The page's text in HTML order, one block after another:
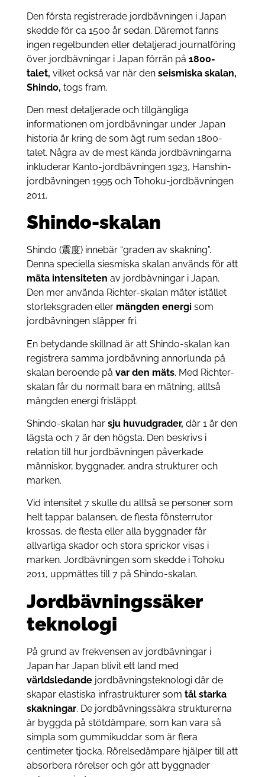
Den första registrerade jordbävningen i Japan
skedde för ca 1500 år sedan. Däremot fanns
ingen regelbunden eller detaljerad journalföring
över jordbävningar i Japan förrän på 1800-
talet, vilket också var när denseismiska skalan,
Shindo, togs fram.
Den mest detaljerade och tillgängliga
informationen om jordbävningar under Japan
historia är kring de som ägt rum sedan 1800-
talet. Några av de mest kända jordbävningarna
inkluderar Kanto-jordbävningen 1923, Hanshin-
jordbävningen 1995 och Tohoku-jordbävningen
2011.
Shindo-skalan
Shindo (震度) innebär “graden av skakning”.
Denna speciella siesmiska skalan används för att
mäta intensiteten av jordbävningar i Japan.
Den mer använda Richter-skalan mäter istället
storleksgraden eller mängden energisom
jordbävningen släpper fri.
En betydande skillnad är att Shindo-skalan kan
registrera samma jordbävning annorlunda på
skalan beroende på var den mäts. Med Richter-
skalan får du normalt bara en mätning, alltså
mängden energi frisläppt.
Shindo-skalan har sju huvudgrader, där 1 är den
lägsta och 7 är den högsta. Den beskrivs i
relation till hur jordbävningen påverkade
människor, byggnader, andra strukturer och
marken.
Vid intensitet 7 skulle du alltså se personer som
helt tappar balansen, de flesta fönsterrutor
krossas, de flesta eller alla byggnader får
allvarliga skador och stora sprickor visas i
marken. Jordbävningen som skedde i Tohoku
2011, uppmättes till 7 på Shindo-skalan.
Jordbävningssäker
teknologi
På grund av frekvensen av jordbävningar i
Japan har Japan blivit ett land med
världsledandejordbävningsteknologi där de
skapar elastiska infrastrukturer som tål starka
skakningar. De jordbävningssäkra strukturerna
är byggda på stötdämpare, som kan vara så
simpla som gummikuddar som är flera
centimeter tjocka. Rörelsedämpare hjälper till att
absorbera rörelser och gör att byggnader